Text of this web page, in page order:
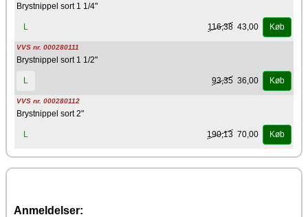
Brystnippel sort 1 1/4"
L 116,38 43,00 Køb
VVS nr. 000280111
Brystnippel sort 1 1/2"
L 93,35 36,00 Køb
VVS nr. 000280112
Brystnippel sort 2"
L 190,13 70,00 Køb
Anmeldelser: